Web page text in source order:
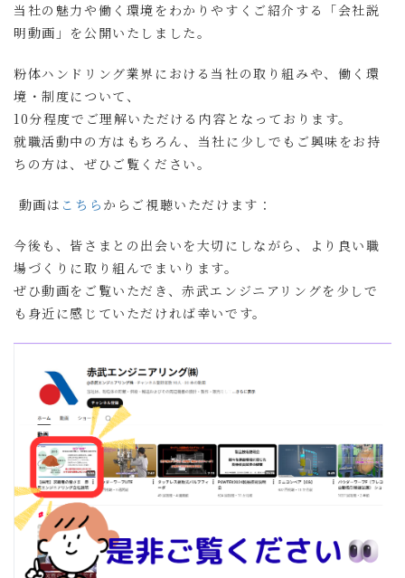
当社の魅力や働く環境をわかりやすくご紹介する「会社説
明動画」を公開いたしました。
粉体ハンドリング業界における当社の取り組みや、働く環
境・制度について、
10分程度でご理解いただける内容となっております。
就職活動中の方はもちろん、当社に少しでもご興味をお持
ちの方は、ぜひご覧ください。
動画は こちら からご視聴いただけます：
今後も、皆さまとの出会いを大切にしながら、より良い職
場づくりに取り組んでまいります。
ぜひ動画をご覧いただき、赤武エンジニアリングを少しで
も身近に感じていただければ幸いです。